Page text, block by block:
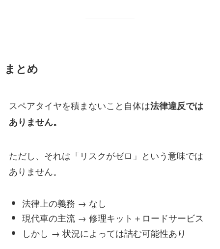
まとめ
スペアタイヤを積まないこと自体は法律違反では
ありません。
ただし、それは「リスクがゼロ」という意味では
ありません。
法律上の義務 → なし
現代車の主流 → 修理キット＋ロードサービス
しかし → 状況によっては詰む可能性あり